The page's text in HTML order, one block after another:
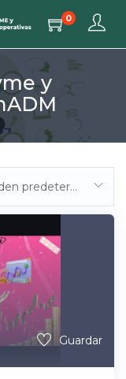
0
y
Orden predeterminada
Guardar